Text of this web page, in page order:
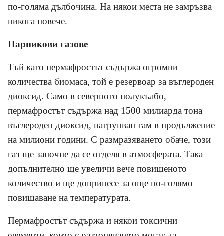
по-голяма дълбочина. На някои места не замръзва
никога повече.
Парникови газове
Тъй като пермафростът съдържа огромни
количества биомаса, той е резервоар за въглероден
диоксид. Само в северното полукълбо,
пермафростът съдържа над 1500 милиарда тона
въглероден диоксид, натрупван там в продължение
на милиони години. С размразяването обаче, този
газ ще започне да се отделя в атмосферата. Така
допълнително ще увеличи вече повишеното
количество и ще допринесе за още по-голямо
повишаване на температурата.
Пермафростът съдържа и някои токсични